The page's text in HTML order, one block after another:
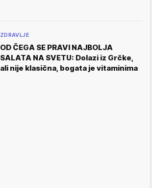
ZDRAVLJE
OD ČEGA SE PRAVI NAJBOLJA
SALATA NA SVETU: Dolazi iz Grčke,
ali nije klasična, bogata je vitaminima